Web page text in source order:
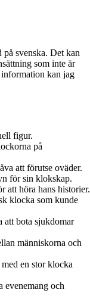
svenska. Det kan
som inte är
kan jag
figur.
på
att förutse oväder.
för sin klokskap.
att höra hans historier.
klocka som kunde
att bota sjukdomar
människorna och
en stor klocka
evenemang och